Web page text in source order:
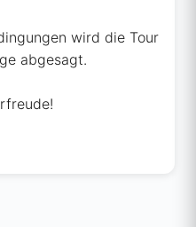
wird die Tour
abgesagt.